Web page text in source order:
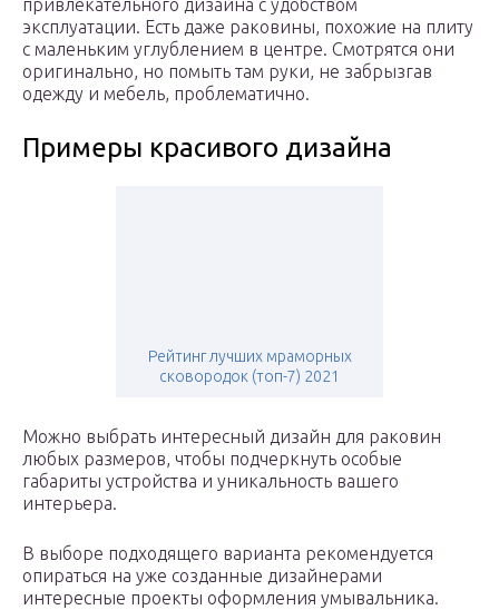
привлекательного дизайна с удобством
эксплуатации. Есть даже раковины, похожие на плиту
с маленьким углублением в центре. Смотрятся они
оригинально, но помыть там руки, не забрызгав
одежду и мебель, проблематично.
Примеры красивого дизайна
Рейтинг лучших мраморных
сковородок (топ-7) 2021
Можно выбрать интересный дизайн для раковин
любых размеров, чтобы подчеркнуть особые
габариты устройства и уникальность вашего
интерьера.
В выборе подходящего варианта рекомендуется
опираться на уже созданные дизайнерами
интересные проекты оформления умывальника.